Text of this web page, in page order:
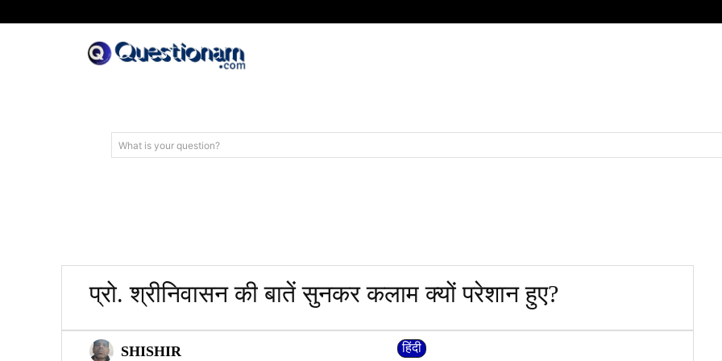
What is your question?
प्रो. श्रीनिवासन की बातें सुनकर कलाम क्यों परेशान हुए?
SHISHIR हिंदी